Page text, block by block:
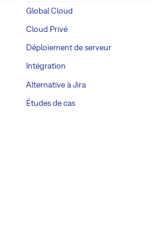
Global Cloud
Cloud Privé
Déploiement de serveur
Intégration
Alternative à Jira
Études de cas